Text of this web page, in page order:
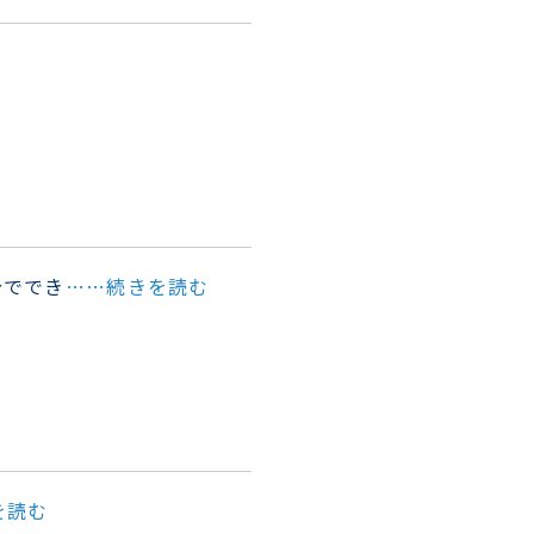
でき ……続きを読む
む